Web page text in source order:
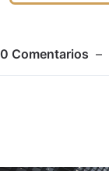
0 Comentarios